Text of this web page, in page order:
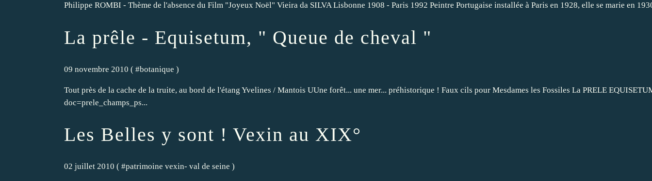
Philippe ROMBI - Thème de l'absence du Film "Joyeux Noël" Vieira da SILVA Lisbonne 1908 - Paris 1992 Peintre Portugaise installée à Paris en 1928, elle se marie en
La prêle - Equisetum, " Queue de cheval "
09 novembre 2010 ( #botanique )
Tout près de la cache de la truite, au bord de l'étang Yvelines / Mantois UUne forêt... une mer... préhistorique ! Faux cils pour Mesdames les Fossiles La PRELE
doc=prele_champs_ps...
Les Belles y sont ! Vexin au XIX°
02 juillet 2010 ( #patrimoine vexin- val de seine )